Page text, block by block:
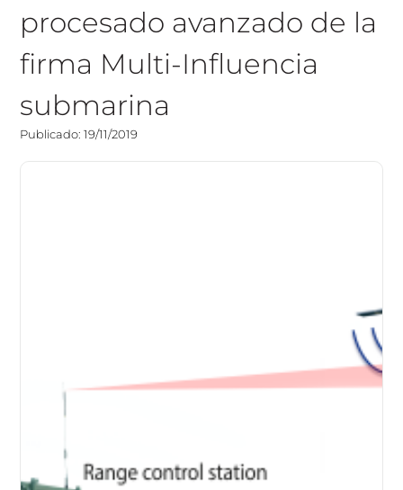
procesado avanzado de la
firma Multi-Influencia
submarina
Publicado: 19/11/2019